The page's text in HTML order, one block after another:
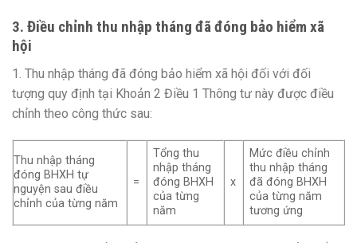
3. Điều chỉnh thu nhập tháng đã đóng bảo hiểm xã
hội
1. Thu nhập tháng đã đóng bảo hiểm xã hội đối với đối
tượng quy định tại Khoản 2 Điều 1 Thông tư này được điều
chỉnh theo công thức sau:
Thu nhập tháng
đóng BHXH tự
nguyện sau điều
chỉnh của từng năm
=
Tổng thu
nhập tháng
đóng BHXH
của từng
năm
x
Mức điều chỉnh
thu nhập tháng
đã đóng BHXH
của từng năm
tương ứng